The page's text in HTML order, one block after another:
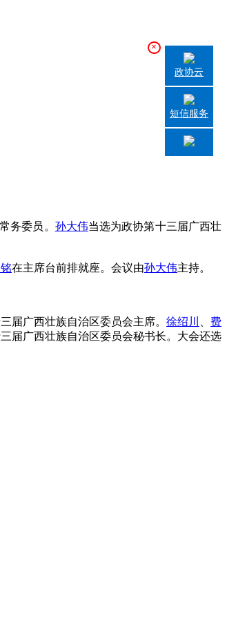
务委员。 孙大伟当选为政协第十三届广西壮
在主席台前排就座。会议由孙大伟主持。
届广西壮族自治区委员会主席。 徐绍川
费
届广西壮族自治区委员会秘书长。大会还选
×
政协云
短信服务